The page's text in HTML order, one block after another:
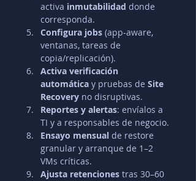
activa inmutabilidad donde
corresponda.
Configura jobs (app-aware,
ventanas, tareas de
copia/replicación).
Activa verificación
automática y pruebas de Site
Recovery no disruptivas.
Reportes y alertas: envíalos a
TI y a responsables de negocio.
Ensayo mensual de restore
granular y arranque de 1–2
VMs críticas.
Ajusta retenciones tras 30–60